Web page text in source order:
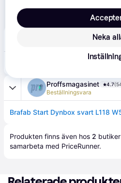
Brafab - Start Förvaringslåda
Proffsmagasinet 4.7
Beställningsvara
Brafab Start Dynbox svart L118
Produkten finns även hos 2 butiker
samarbeta med PriceRunner.
Neka